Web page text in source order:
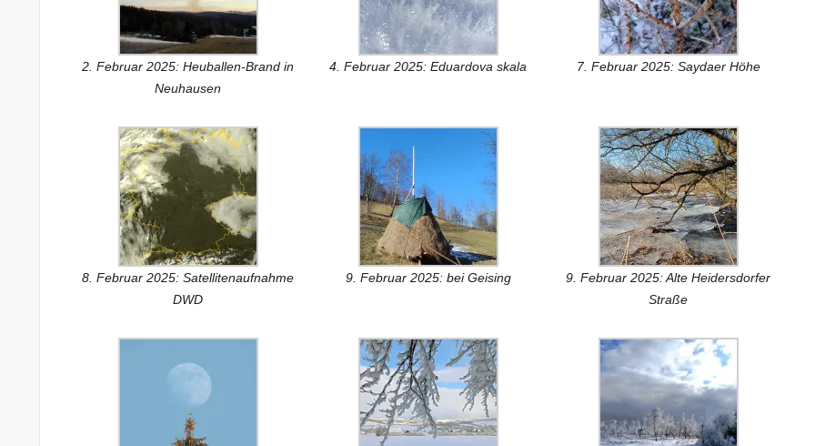
2. Februar 2025: Heuballen-Brand in
Neuhausen
4. Februar 2025: Eduardova skala 7. Februar 2025: Saydaer Höhe
8. Februar 2025: Satellitenaufnahme
DWD
9. Februar 2025: bei Geising
9. Februar 2025: Alte Heidersdorfer
Straße